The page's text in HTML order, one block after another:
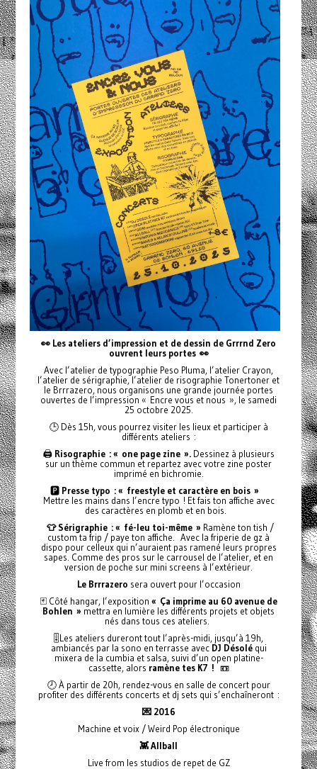
👀 Les ateliers d’impression et de dessin de Grrrnd Zero
ouvrent leurs portes 👀
Avec l’atelier de typographie Peso Pluma, l’atelier Crayon,
l’atelier de sérigraphie, l’atelier de risographie Tonertoner et
le Brrrazero, nous organisons une grande journée portes
ouvertes de l’impression « Encre vous et nous », le samedi
25 octobre 2025.
🕒 Dès 15h, vous pourrez visiter les lieux et participer à
différents ateliers :
🖨️ Risographie : « one page zine ».Dessinez à plusieurs
sur un thème commun et repartez avec votre zine poster
imprimé en bichromie.
🅿️ Presse typo : « freestyle et caractère en bois »
Mettre les mains dans l’encre typo ! Et fais ton affiche avec
des caractères en plomb et en bois.
👕 Sérigraphie : « fé-leu toi-même » Ramène ton tish /
custom ta frip / paye ton affiche. Avec la friperie de gz à
dispo pour celleux qui n’auraient pas ramené leurs propres
sapes. Comme des pros sur le carrousel de l’atelier, et en
version de poche sur mini screens à l’extérieur.
Le Brrrazero sera ouvert pour l’occasion
🃏 Côté hangar, l’exposition « Ça imprime au 60 avenue de
Bohlen » mettra en lumière les différents projets et objets
nés dans tous ces ateliers.
🎚️Les ateliers dureront tout l’après-midi, jusqu’à 19h,
ambiancés par la sono en terrasse avecDJ Désolé qui
mixera de la cumbia et salsa, suivi d’un open platine-
cassette, alors ramène tes K7 ! 📼
🕗 À partir de 20h, rendez-vous en salle de concert pour
profiter des différents concerts et dj sets qui s’enchaîneront :
💌 2016
Machine et voix / Weird Pop électronique
👾 Allball
Live from les studios de repet de GZ